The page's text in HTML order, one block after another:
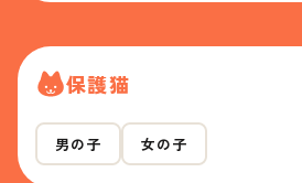
保護猫
男の子 女の子